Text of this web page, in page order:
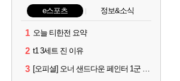
e스포츠 정보&소식
1 오늘 티한전 요약
2 t1 3세트 진 이유
3 [오피셜] 오너 샌드다운 페인터 1군 콜업 출전